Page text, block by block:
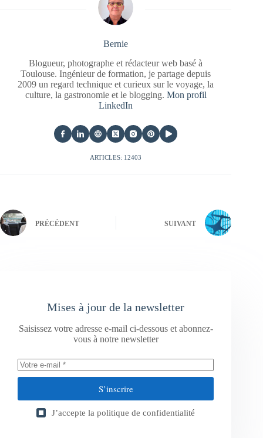
Bernie
Blogueur, photographe et rédacteur web basé à
Toulouse. Ingénieur de formation, je partage depuis
2009 un regard technique et curieux sur le voyage, la
culture, la gastronomie et le blogging. Mon profil
LinkedIn
ARTICLES: 12403
PRÉCÉDENT SUIVANT
Mises à jour de la newsletter
Saisissez votre adresse e-mail ci-dessous et abonnez-
vous à notre newsletter
S’inscrire
J’accepte la politique de confidentialité